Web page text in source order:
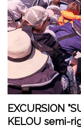
EXCURSION
KELOU semi-